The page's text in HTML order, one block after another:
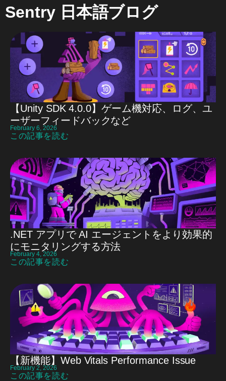
Sentry 日本語ブログ
【Unity SDK 4.0.0】ゲーム機対応、ログ、ユ
ーザーフィードバックなど
February 6, 2026
この記事を読む
.NET アプリで AI エージェントをより効果的
にモニタリングする方法
February 4, 2026
この記事を読む
【新機能】Web Vitals Performance Issue
February 2, 2026
この記事を読む